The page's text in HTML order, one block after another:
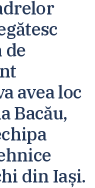
de
avea loc
Bacău,
din Iași.